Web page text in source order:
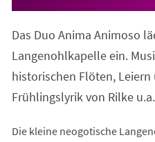
Das Duo Anima Animoso
Langenohlkapelle ein.
historischen Flöten,
Frühlingslyrik von Rilke
Die kleine neogotische